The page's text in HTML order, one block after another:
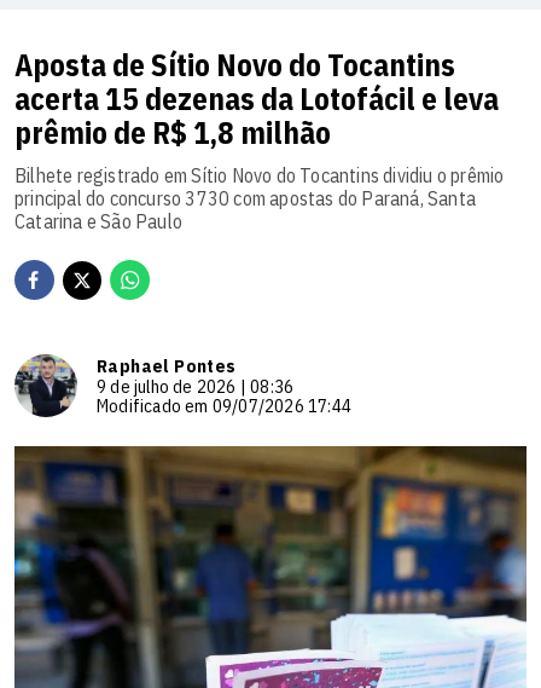
Aposta de Sítio Novo do Tocantins
acerta 15 dezenas da Lotofácil e leva
prêmio de R$ 1,8 milhão
Bilhete registrado em Sítio Novo do Tocantins dividiu o prêmio
principal do concurso 3730 com apostas do Paraná, Santa
Catarina e São Paulo
Raphael Pontes
9 de julho de 2026 | 08:36
Modificado em 09/07/2026 17:44